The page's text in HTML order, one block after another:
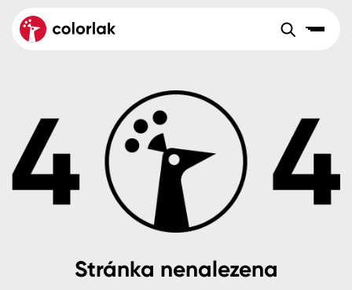
Velkoobchod Sortiment
Aktuality
Reference
O společnosti
Dřevo
Beton, asfalt, minerální podklady
Plast, sklo, keramika
Colorlak Dekor
Colorlak Profi
Colorlak Pta
Stránka nenalezena